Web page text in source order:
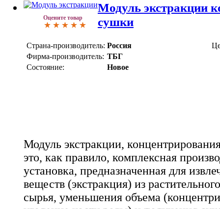
Оцените товар
Модуль экстракции
сушки
Страна-производитель: Россия
Фирма-производитель: ТБГ
Состояние:
Новое
Модуль экстракции,
это, как правило, комплексная
установка, предназначенная для
веществ (экстракция) из
сырья, уменьшения объема